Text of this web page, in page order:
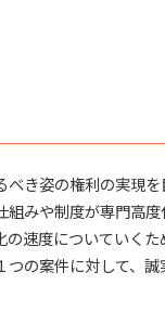
はいけないこと
用書なし
べき姿の権利の実現
組みや制度が専門高
の速度についていく
つの案件に対して、